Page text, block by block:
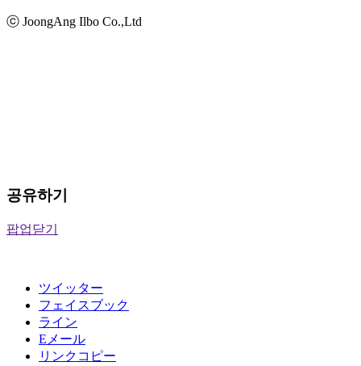
ⓒ JoongAng Ilbo Co.,Ltd
공유하기
팝업닫기
ツイッター
フェイスブック
ライン
Eメール
リンクコピー